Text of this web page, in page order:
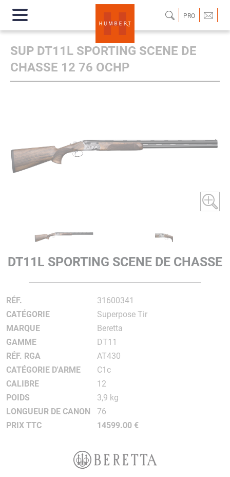
PRO
SUP DT11L SPORTING SCENE DE
CHASSE 12 76 OCHP
DT11L SPORTING SCENE DE CHASSE
RÉF.
31600341
CATÉGORIE
Superpose Tir
MARQUE
Beretta
GAMME
DT11
RÉF. RGA
AT430
CATÉGORIE D'ARME
C1c
CALIBRE
12
POIDS
3,9 kg
LONGUEUR DE CANON
76
PRIX TTC
14599.00 €